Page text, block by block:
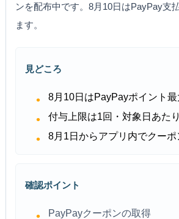
ンを配布中です。8月10日はPayPay支
ます。
見どころ
8月10日はPayPayポイント
付与上限は1回・対象日あた
8月1日からアプリ内でクー
確認ポイント
PayPayクーポンの取得